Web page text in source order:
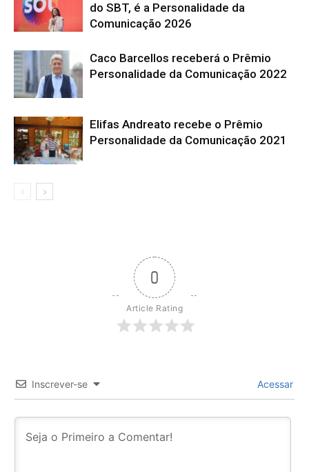
do SBT, é a Personalidade da
Comunicação 2026
Caco Barcellos receberá o Prêmio
Personalidade da Comunicação 2022
Elifas Andreato recebe o Prêmio
Personalidade da Comunicação 2021
0
Article Rating
Inscrever-se Acessar